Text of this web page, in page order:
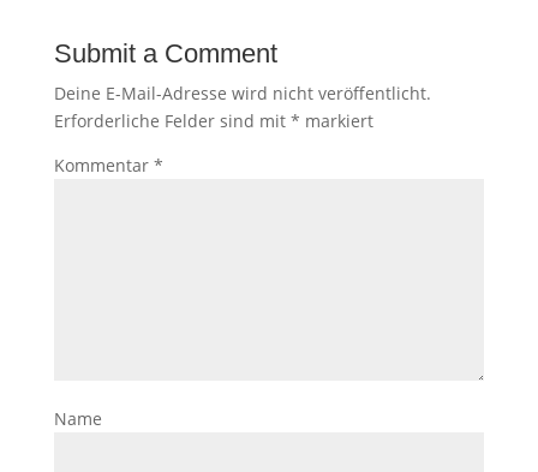
Submit a Comment
Deine E-Mail-Adresse wird nicht veröffentlicht.
Erforderliche Felder sind mit * markiert
Kommentar *
Name